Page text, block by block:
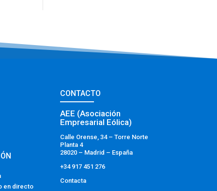
en directo
CONTACTO
AEE (Asociación
Empresarial Eólica)
Calle Orense, 34 – Torre Norte
Planta 4
28020 – Madrid – España
+34 917 451 276
Contacta